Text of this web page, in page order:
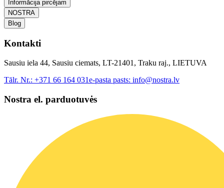
Informācija pircējam
NOSTRA
Blog
Kontakti
Sausiu iela 44, Sausiu ciemats, LT-21401, Traku raj., LIETUVA
Tālr. Nr.: +371 66 164 031e-pasta pasts: info@nostra.lv
Nostra el. parduotuvės